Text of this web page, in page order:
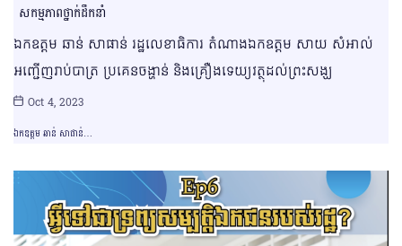
សកម្មភាពថ្នាក់ដឹកនាំ
ឯកឧត្តម ឆាន់ សាផាន់ រដ្ឋលេខាធិការ តំណាងឯកឧត្តម សាយ សំអាល់
អញ្ជើញរាប់បាត្រ ប្រគេនចង្ហាន់ និងគ្រឿងទេយ្យវត្ថុដល់ព្រះសង្ឃ
Oct 4, 2023
ឯកឧត្តម ឆាន់ សាផាន់…